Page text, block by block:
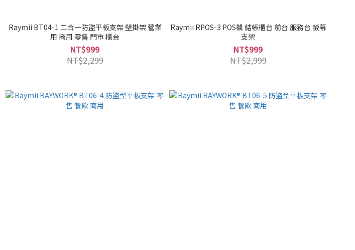
Raymii BT04-1 二合一防盜平板支架 壁掛架 營業
用 商用 零售 門市 櫃台
NT$999
NT$2,299
Raymii RPOS-3 POS機 結帳櫃台 前台 服務台 螢幕
支架
NT$999
NT$2,999